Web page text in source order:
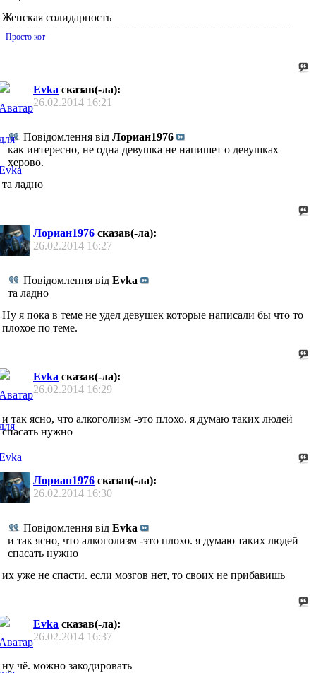
Женская солидарность
Просто кот
Evka сказав(-ла):
26.02.2014 16:21
Повідомлення від Лориан1976
как интересно, не одна девушка не напишет о девушках
херово.
та ладно
Лориан1976 сказав(-ла):
26.02.2014 16:27
Повідомлення від Evka
та ладно
Ну я пока в теме не удел девушек которые написали бы что то
плохое по теме.
Evka сказав(-ла):
26.02.2014 16:29
и так ясно, что алкоголизм -это плохо. я думаю таких людей
спасать нужно
Лориан1976 сказав(-ла):
26.02.2014 16:30
Повідомлення від Evka
и так ясно, что алкоголизм -это плохо. я думаю таких людей
спасать нужно
их уже не спасти. если мозгов нет, то своих не прибавишь
Evka сказав(-ла):
26.02.2014 16:37
ну чё. можно закодировать